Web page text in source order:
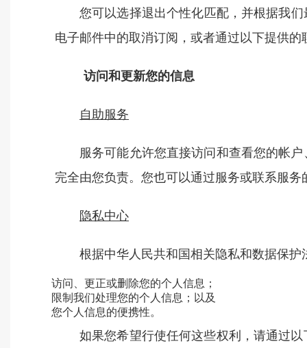
您可以选择退出个性化匹配，并根据我
电子邮件中的取消订阅，或者通过以下提供的
访问和更新您的信息
自助服务
服务可能允许您直接访问和查看您的帐
完全由您负责。您也可以通过服务或联系服
隐私中心
根据中华人民共和国相关隐私和数据保
访问、更正或删除您的个人信息；
限制我们处理您的个人信息；以及
您个人信息的便携性。
如果您希望行使任何这些权利，请通过